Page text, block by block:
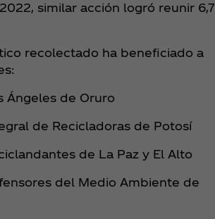
similar acción logró reunir 6,7
recolectado ha beneficiado a
Ángeles de Oruro
de Recicladoras de Potosí
de La Paz y El Alto
del Medio Ambiente de